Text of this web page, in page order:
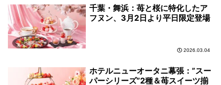
千葉・舞浜：苺と桜に特化したア
フヌン、3月2日より平日限定登場
2026.03.04
ホテルニューオータニ幕張：”スー
パーシリーズ”2種＆苺スイーツ揃